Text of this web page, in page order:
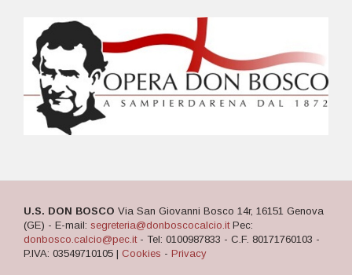
U.S. DON BOSCO Via San Giovanni Bosco 14r, 16151 Genova
(GE) - E-mail: segreteria@donboscocalcio.itPec:
donbosco.calcio@pec.it- Tel: 0100987833 - C.F. 80171760103 -
P.IVA: 03549710105 | Cookies - Privacy